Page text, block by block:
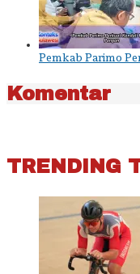
Pemkab Parimo
Komentar
TRENDING